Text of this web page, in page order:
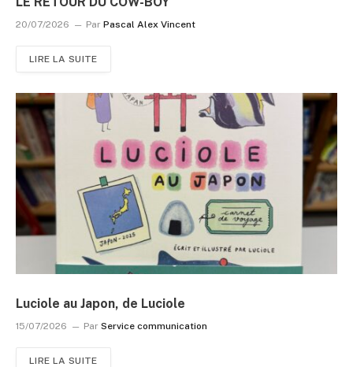
20/07/2026 Par Pascal Alex Vincent
LIRE LA SUITE
Luciole au Japon, de Luciole
15/07/2026 Par Service communication
LIRE LA SUITE